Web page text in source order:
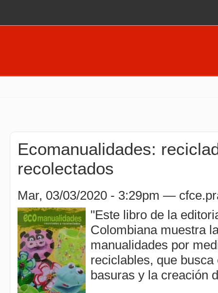
Ecomanualidades:
recolectados
Mar, 03/03/2020 - 3:29pm —
"Este libro de la
Colombiana muestra
manualidades por
reciclables, que
basuras y la creación